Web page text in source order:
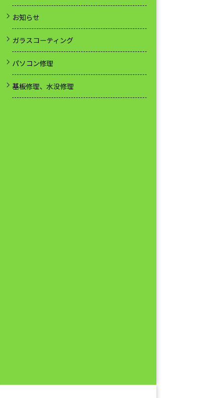
お知らせ
ガラスコーティング
パソコン修理
基板修理、水没修理